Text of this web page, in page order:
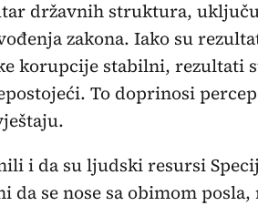
državnih struktura,
zakona. Iako su
korupcije stabilni, rezultati
To doprinosi
i da su ljudski resursi
da se nose sa obimom posla,